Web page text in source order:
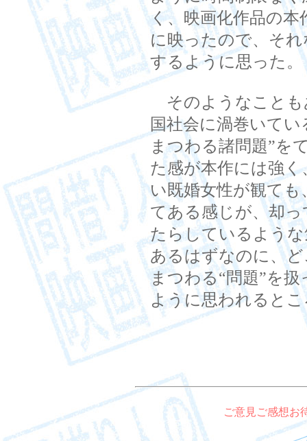
く、映画化作品の本
に映ったので、そ
するように思った。
そのようなことも
国社会に渦巻いて
まつわる諸問題”を
た感が本作には強
い既婚女性が観て
てある感じが、却
たらしているよう
あるはずなのに、
まつわる“問題”を
ように思われると
ご意見ご感想お